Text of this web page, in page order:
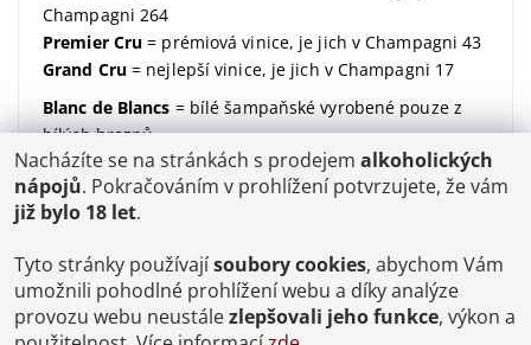
Champagni 264
Premier Cru = prémiová vinice, je jich v Champagni 43
Grand Cru= nejlepší vinice, je jich v Champagni 17
Blanc de Blancs = bílé šampaňské vyrobené pouze z
bílých hroznů
Blanc de Noirs= bílé šampaňské vyrobené pouze z
modrých hroznů
dosáž / dosage / dávkování
cukru (udávané v gramech na litr)
Brut= suchý; značí kolik dodaného cukru v sobě
šampaňské má; více zde
Nacházíte se na stránkách s prodejem alkoholických
nápojů. Pokračováním v prohlížení potvrzujete, že vám
již bylo 18 let.
Tyto stránky používajísoubory cookies, abychom Vám
umožnili pohodlné prohlížení webu a díky analýze
provozu webu neustálezlepšovali jeho funkce, výkon a